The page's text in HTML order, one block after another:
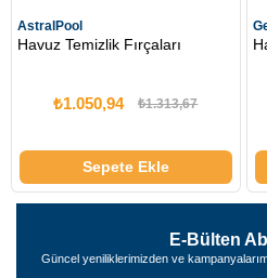
AstralPool
Havuz Temizlik Fırçaları
₺1.050,94 ₺1.313,67
Sepete Ekle
E-Bülten
Güncel yeniliklerimizden ve